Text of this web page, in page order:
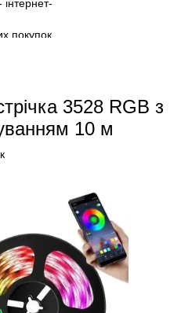
3528 RGB з
10 м